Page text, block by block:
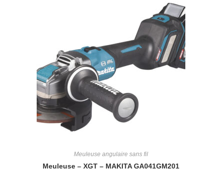
Meuleuse angulaire sans fil
Meuleuse – XGT – MAKITA GA041GM201